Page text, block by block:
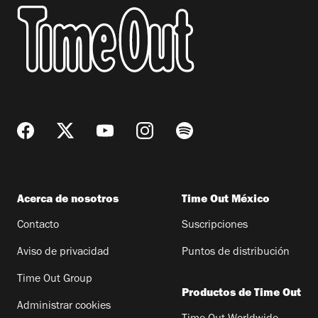
Acerca de nosotros
Contacto
Aviso de privacidad
Time Out Group
Administrar cookies
Time Out México
Suscripciones
Puntos de distribución
Productos de Time Out